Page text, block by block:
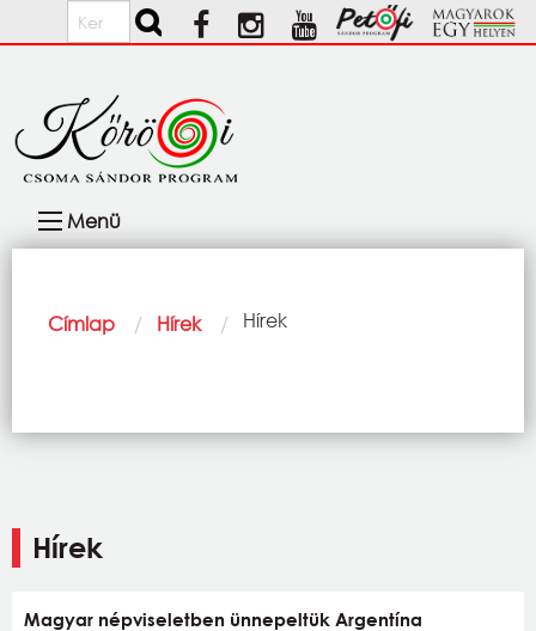
Ugrás a tartalomra
Keresés
navigáció
Menü
Morzsa
Címlap Hírek Current:
Hírek
Hírek
Magyar népviseletben ünnepeltük Argentína